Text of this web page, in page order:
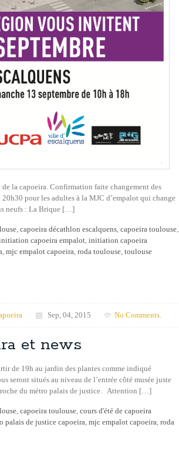
la capoeira. Confirmation faite changement des
pour les adultes à la MJC d’empalot qui change
neufs : La Brique […]
, capoeira décathlon escalquens, capoeira toulouse,
capoeira empalot, initiation capoeira
, mjc empalot capoeira, roda toulouse, toulouse
Sep, 04, 2015 No Comments.
et news
de 19h au jardin des plantes comme indiqué
seront situés au niveau de l’entrée côté musée juste
du métro palais de justice. Attention […]
, capoeira toulouse, cours d'été de capoeira
palais de justice capoeira, mjc empalot capoeira, roda